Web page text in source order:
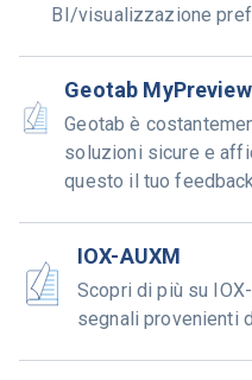
BI/visualizzazione
Geotab
Geotab è
soluzioni sicure e
questo il tuo
IOX-AUXM
Scopri di più su
segnali provenienti